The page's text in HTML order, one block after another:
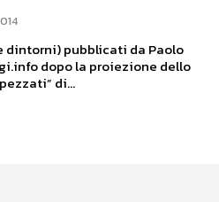
dintorni) pubblicati da Paolo
dopo la proiezione dello
di...